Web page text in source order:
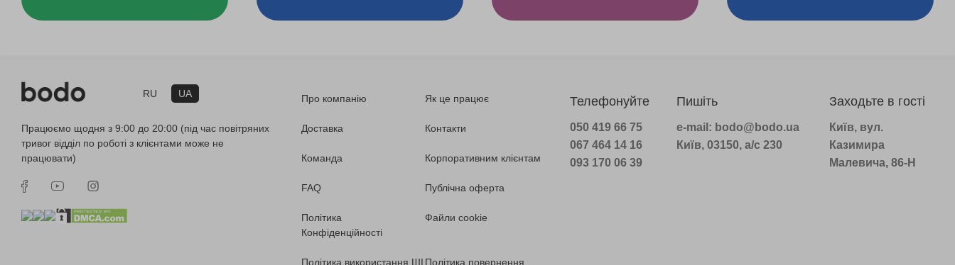
RU UA
Працюємо щодня з 9:00 до 20:00 (під час повітряних
тривог відділ по роботі з клієнтами може не
працювати)
Про компанію Як це працює
Доставка Контакти
Команда Корпоративним клієнтам
FAQ Публічна оферта
Політика
Конфіденційності
Файли cookie
Політика використання ШІ Політика повернення
Телефонуйте
050 419 66 75
067 464 14 16
093 170 06 39
Пишіть
e-mail: bodo@bodo.ua
Київ, 03150, а/с 230
Заходьте в гості
Київ, вул.
Казимира
Малевича, 86-Н